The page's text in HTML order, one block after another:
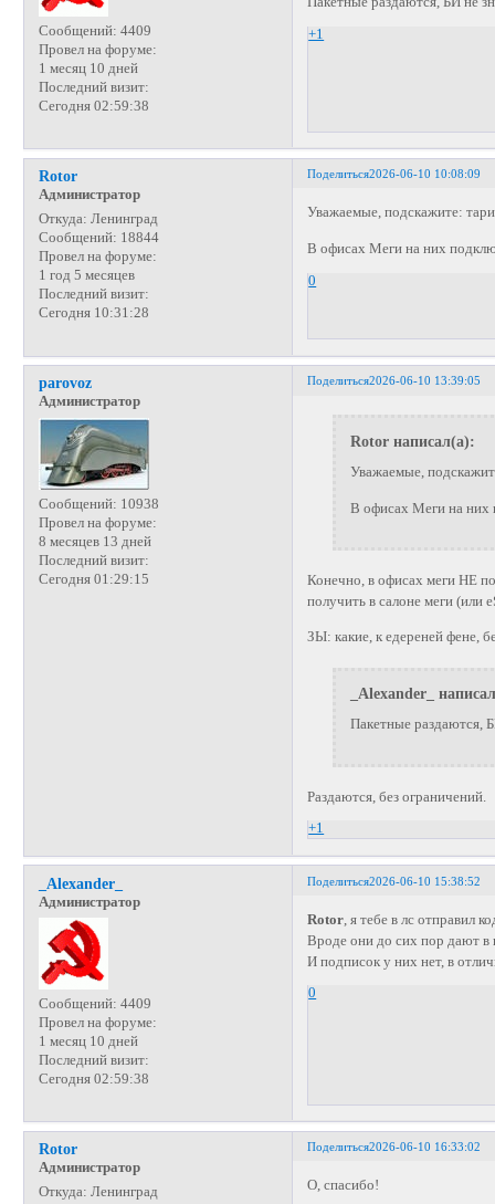
Сообщений: 4409
Провел на форуме:
1 месяц 10 дней
Последний визит:
Сегодня 02:59:38
+1
Поделиться2026-06-10 10:08:09
Rotor
Администратор
Откуда: Ленинград
Сообщений: 18844
Провел на форуме:
1 год 5 месяцев
Последний визит:
Сегодня 10:31:28
Уважаемые, подскажите:
В офисах Меги на них
0
Поделиться2026-06-10 13:39:05
parovoz
Администратор
Сообщений: 10938
Провел на форуме:
8 месяцев 13 дней
Последний визит:
Сегодня 01:29:15
Rotor написал(а):
Уважаемые,
В офисах Меги на них
Конечно, в офисах меги НЕ
получить в салоне меги (или
ЗЫ: какие, к едереней фене,
_Alexander_
Пакетные раздаются,
Раздаются, без ограничений.
+1
Поделиться2026-06-10 15:38:52
_Alexander_
Администратор
Сообщений: 4409
Провел на форуме:
1 месяц 10 дней
Последний визит:
Сегодня 02:59:38
Rotor , я тебе в лс отправил
Вроде они до сих пор дают в
И подписок у них нет, в
0
Поделиться2026-06-10 16:33:02
Rotor
Администратор
Откуда: Ленинград
О, спасибо!